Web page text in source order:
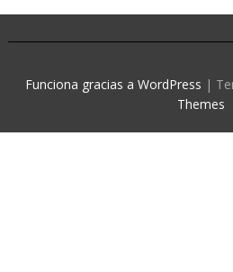
Funciona gracias a WordPress |
Themes